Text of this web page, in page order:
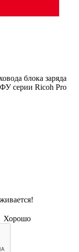
блока заряда
серии Ricoh Pro
Хорошо